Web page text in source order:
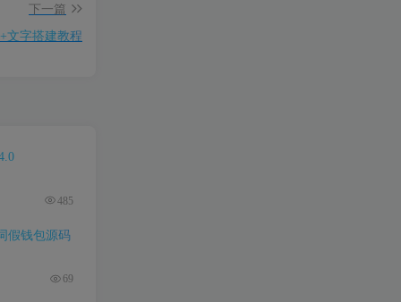
下一篇
文字搭建教程
485
假钱包源码
69